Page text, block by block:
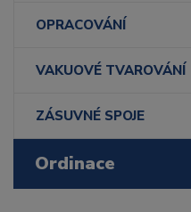
OPRACOVÁNÍ
VAKUOVÉ TVAROVÁNÍ
ZÁSUVNÉ SPOJE
Ordinace